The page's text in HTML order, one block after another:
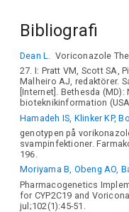
Bibliografi
Dean L. Voriconazole
27. I: Pratt VM, Scott SA,
Malheiro AJ, redaktörer.
[Internet]. Bethesda
bioteknikinformation
Hamadeh IS, Klinker KP,
genotypen på
svampinfektioner.
196.
Moriyama B, Obeng AO,
Pharmacogenetics
for CYP2C19 and
jul;102(1):45-51.